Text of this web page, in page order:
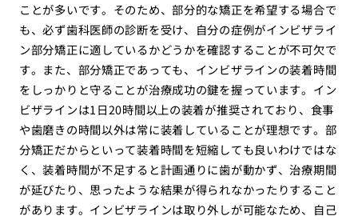
ことが多いです。そのため、部分的な矯正を希望する場合で
も、必ず歯科医師の診断を受け、自分の症例がインビザライ
ン部分矯正に適しているかどうかを確認することが不可欠で
す。また、部分矯正であっても、インビザラインの装着時間
をしっかりと守ることが治療成功の鍵を握っています。イン
ビザラインは1日20時間以上の装着が推奨されており、食事
や歯磨きの時間以外は常に装着していることが理想です。部
分矯正だからといって装着時間を短縮しても良いわけではな
く、装着時間が不足すると計画通りに歯が動かず、治療期間
が延びたり、思ったような結果が得られなかったりすること
があります。インビザラインは取り外しが可能なため、自己